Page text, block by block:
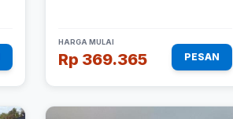
HARGA MULAI
Rp 369.365 PESAN